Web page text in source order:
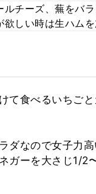
チーズ、蕪をバ
しい時は生ハムを
て食べるいちご
ダなので女子力
ガーを大さじ1/2